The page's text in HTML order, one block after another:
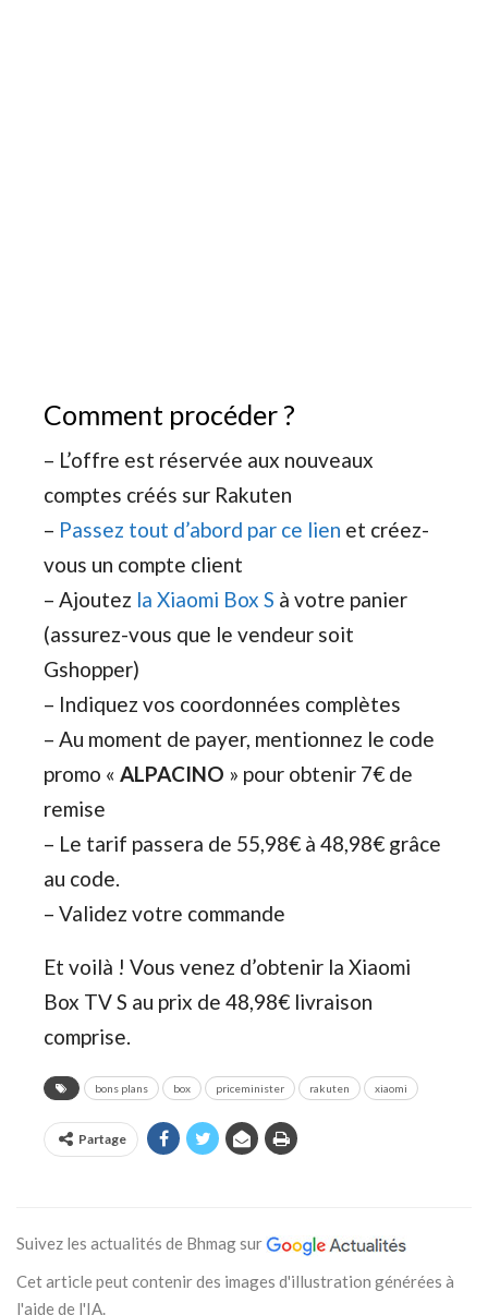
Comment procéder ?
– L’offre est réservée aux nouveaux
comptes créés sur Rakuten
– Passez tout d’abord par ce lien et créez-
vous un compte client
– Ajoutez la Xiaomi Box S à votre panier
(assurez-vous que le vendeur soit
Gshopper)
– Indiquez vos coordonnées complètes
– Au moment de payer, mentionnez le code
promo « ALPACINO » pour obtenir 7€ de
remise
– Le tarif passera de 55,98€ à 48,98€ grâce
au code.
– Validez votre commande
Et voilà ! Vous venez d’obtenir la Xiaomi
Box TV S au prix de 48,98€ livraison
comprise.
bons plans box priceminister rakuten xiaomi
Partage
Suivez les actualités de Bhmag sur
Cet article peut contenir des images d'illustration générées à
l'aide de l'IA.